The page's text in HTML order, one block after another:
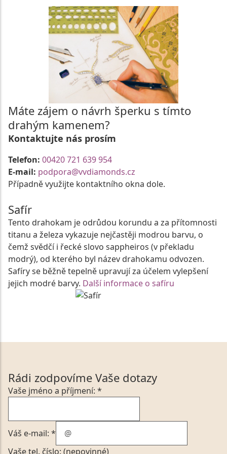
Máte zájem o návrh šperku s tímto
drahým kamenem?
Kontaktujte nás prosím
Telefon: 00420 721 639 954
E-mail: podpora@vvdiamonds.cz
Případně využijte kontaktního okna dole.
Safír
Tento drahokam je odrůdou korundu a za přítomnosti
titanu a železa vykazuje nejčastěji modrou barvu, o
čemž svědčí i řecké slovo sappheiros (v překladu
modrý), od kterého byl název drahokamu odvozen.
Safíry se běžně tepelně upravují za účelem vylepšení
jejich modré barvy. Další informace o safíru
Rádi zodpovíme Vaše dotazy
Vaše jméno a příjmení: *
Váš e-mail: *
Vaše tel. číslo: (nepovinné)